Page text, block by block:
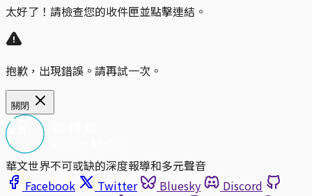
太好了！請檢查您的收件匣並點擊連結。
抱歉，出現錯誤。請再試一次。
關閉
華文世界不可或缺的深度報導和多元聲音
Facebook
Twitter Bluesky
Discord